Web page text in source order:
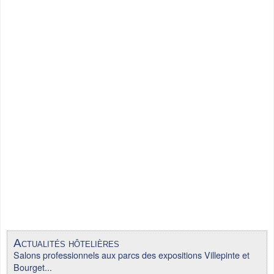
Actualités hôtelières
Salons professionnels aux parcs des expositions Villepinte et
Bourget...